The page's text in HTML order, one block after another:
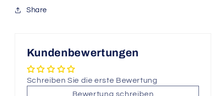
Share
Kundenbewertungen
Schreiben Sie die erste Bewertung
Bewertung schreiben